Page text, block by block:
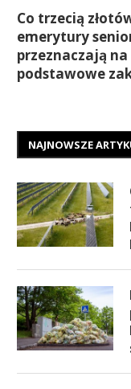
Co trzecią
emerytury
przeznaczają na
podstawowe
NAJNOWSZE